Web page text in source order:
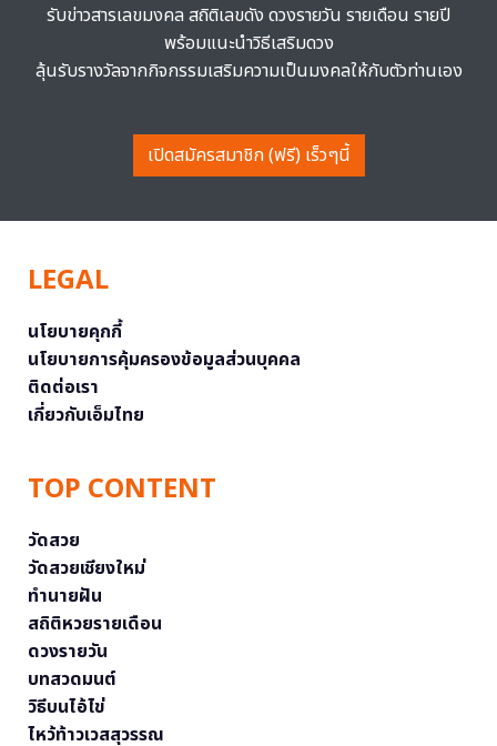
รับข่าวสารเลขมงคล สถิติเลขดัง ดวงรายวัน รายเดือน รายปี
พร้อมแนะนำวิธีเสริมดวง
ลุ้นรับรางวัลจากกิจกรรมเสริมความเป็นมงคลให้กับตัวท่านเอง
เปิดสมัครสมาชิก (ฟรี) เร็วๆนี้
LEGAL
นโยบายคุกกี้
นโยบายการคุ้มครองข้อมูลส่วนบุคคล
ติดต่อเรา
เกี่ยวกับเอ็มไทย
TOP CONTENT
วัดสวย
วัดสวยเชียงใหม่
ทำนายฝัน
สถิติหวยรายเดือน
ดวงรายวัน
บทสวดมนต์
วิธีบนไอ้ไข่
ไหว้ท้าวเวสสุวรรณ